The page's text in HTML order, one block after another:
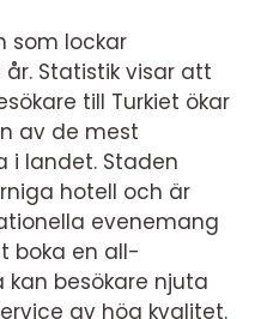
som lockar
Statistik visar att
till Turkiet ökar
av de mest
i landet. Staden
hotell och är
evenemang
boka en all-
besökare njuta
av hög kvalitet.